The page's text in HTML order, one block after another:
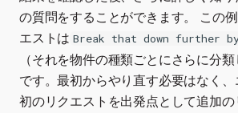
の質問をすることができます。 この
エストは Break that down further
（それを物件の種類ごとにさらに分類
です。最初からやり直す必要はなく
初のリクエストを出発点として追加